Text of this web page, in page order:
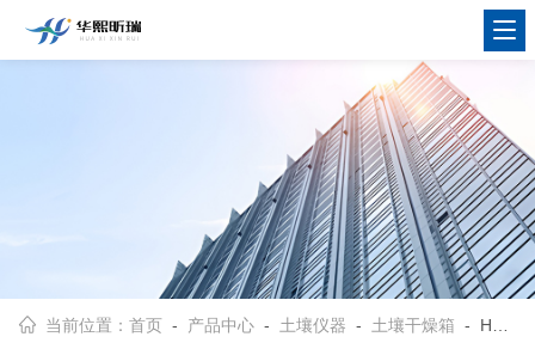
当前位置：首页 - 产品中心 - 土壤仪器 - 土壤干燥箱 - HX-TR-24型土壤样品干燥箱 土壤污泥加热风干箱